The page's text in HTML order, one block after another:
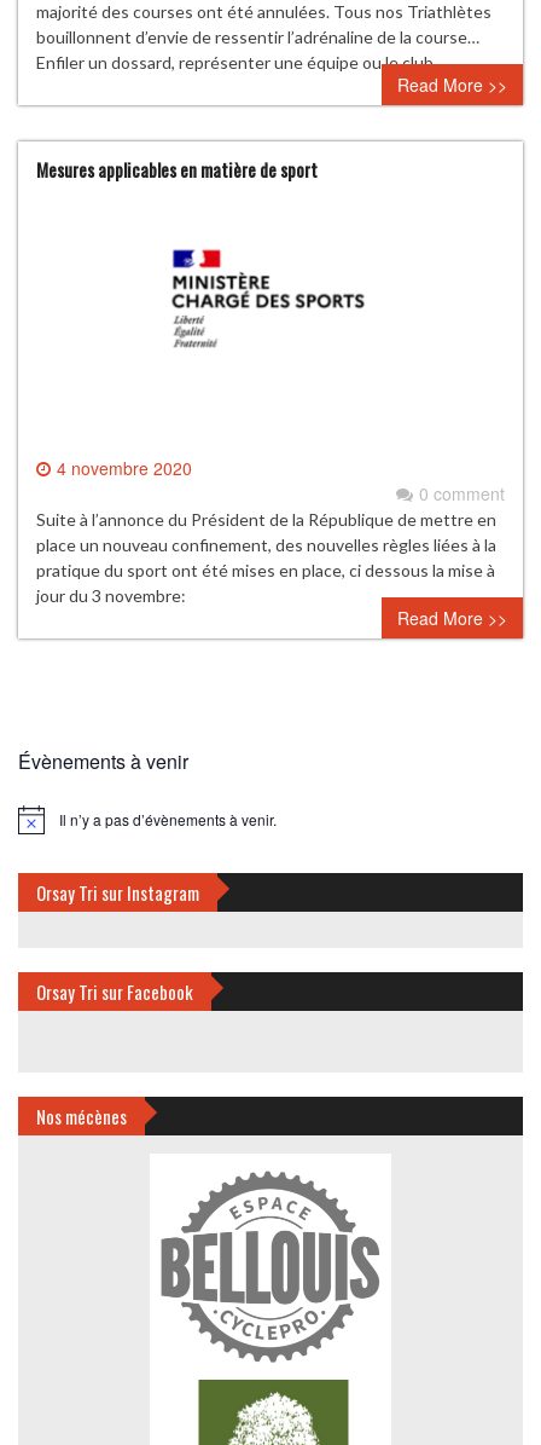
majorité des courses ont été annulées. Tous nos Triathlètes
bouillonnent d’envie de ressentir l’adrénaline de la course…
Enfiler un dossard, représenter une équipe ou le club…
Read More >>
Mesures applicables en matière de sport
4 novembre 2020
0 comment
Suite à l’annonce du Président de la République de mettre en
place un nouveau confinement, des nouvelles règles liées à la
pratique du sport ont été mises en place, ci dessous la mise à
jour du 3 novembre:
Read More >>
Évènements à venir
Notice Il n’y a pas d’évènements à venir.
Orsay Tri sur Instagram
Orsay Tri sur Facebook
Nos mécènes